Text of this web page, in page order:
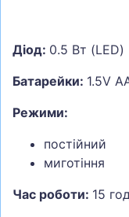
ТУРИЗМ
Діод: 0.5 Вт (LED)
Батарейки: 1.5V
Режими:
постійний
миготіння
Час роботи: 15